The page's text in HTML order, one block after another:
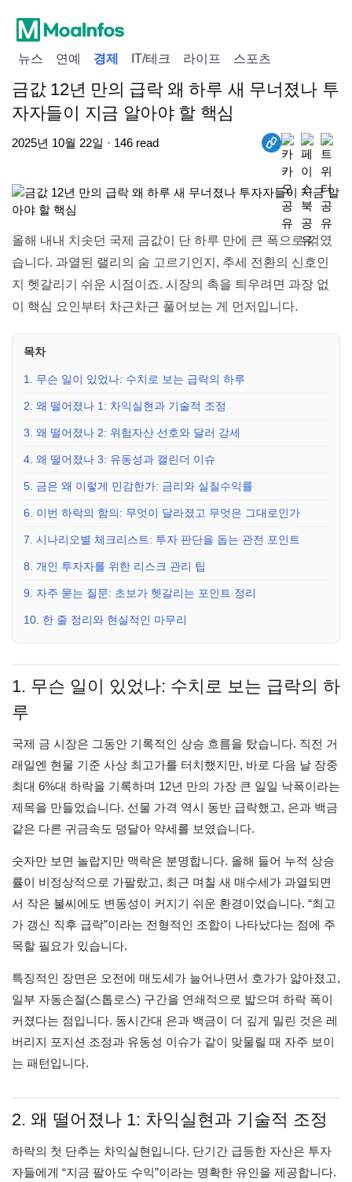
뉴스 연예 경제 IT/테크 라이프 스포츠
금값 12년 만의 급락 왜 하루 새 무너졌나 투
자자들이 지금 알아야 할 핵심
2025년 10월 22일 · 146 read
올해 내내 치솟던 국제 금값이 단 하루 만에 큰 폭으로 꺾였
습니다. 과열된 랠리의 숨 고르기인지, 추세 전환의 신호인
지 헷갈리기 쉬운 시점이죠. 시장의 촉을 틔우려면 과장 없
이 핵심 요인부터 차근차근 풀어보는 게 먼저입니다.
목차
1. 무슨 일이 있었나: 수치로 보는 급락의 하루
2. 왜 떨어졌나 1: 차익실현과 기술적 조정
3. 왜 떨어졌나 2: 위험자산 선호와 달러 강세
4. 왜 떨어졌나 3: 유동성과 캘린더 이슈
5. 금은 왜 이렇게 민감한가: 금리와 실질수익률
6. 이번 하락의 함의: 무엇이 달라졌고 무엇은 그대로인가
7. 시나리오별 체크리스트: 투자 판단을 돕는 관전 포인트
8. 개인 투자자를 위한 리스크 관리 팁
9. 자주 묻는 질문: 초보가 헷갈리는 포인트 정리
10. 한 줄 정리와 현실적인 마무리
1. 무슨 일이 있었나: 수치로 보는 급락의 하
루
국제 금 시장은 그동안 기록적인 상승 흐름을 탔습니다. 직전 거
래일엔 현물 기준 사상 최고가를 터치했지만, 바로 다음 날 장중
최대 6%대 하락을 기록하며 12년 만의 가장 큰 일일 낙폭이라는
제목을 만들었습니다. 선물 가격 역시 동반 급락했고, 은과 백금
같은 다른 귀금속도 덩달아 약세를 보였습니다.
숫자만 보면 놀랍지만 맥락은 분명합니다. 올해 들어 누적 상승
률이 비정상적으로 가팔랐고, 최근 며칠 새 매수세가 과열되면
서 작은 불씨에도 변동성이 커지기 쉬운 환경이었습니다. “최고
가 갱신 직후 급락”이라는 전형적인 조합이 나타났다는 점에 주
목할 필요가 있습니다.
특징적인 장면은 오전에 매도세가 늘어나면서 호가가 얇아졌고,
일부 자동손절(스톱로스) 구간을 연쇄적으로 밟으며 하락 폭이
커졌다는 점입니다. 동시간대 은과 백금이 더 깊게 밀린 것은 레
버리지 포지션 조정과 유동성 이슈가 같이 맞물릴 때 자주 보이
는 패턴입니다.
2. 왜 떨어졌나 1: 차익실현과 기술적 조정
하락의 첫 단추는 차익실현입니다. 단기간 급등한 자산은 투자
자들에게 “지금 팔아도 수익”이라는 명확한 유인을 제공합니다.